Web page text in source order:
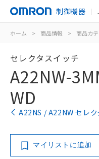
制御機器
ホーム > 商品情報 > 商品カ
セレクタスイッチ
A22NW-
WD
A22NS / A22NW セレ
マイリストに追加